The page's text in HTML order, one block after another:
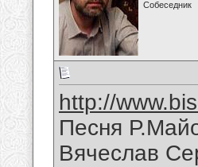
Собеседник
http://
Песня
Вячеслав